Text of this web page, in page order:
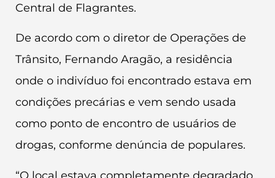
Central de Flagrantes.
De acordo com o diretor de Operações de
Trânsito, Fernando Aragão, a residência
onde o indivíduo foi encontrado estava em
condições precárias e vem sendo usada
como ponto de encontro de usuários de
drogas, conforme denúncia de populares.